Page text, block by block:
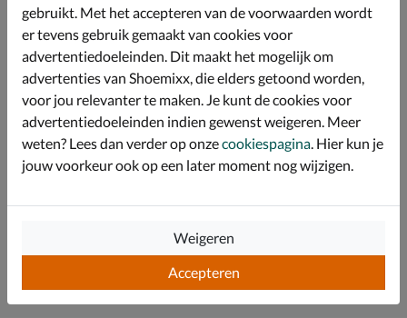
Afgewerkt met een plateauzool van schokabsorberend
EVA-schuimmix.
Over Skechers
Bekijk meer
gebruikt. Met het accepteren van de voorwaarden wordt
er tevens gebruik gemaakt van cookies voor
advertentiedoeleinden. Dit maakt het mogelijk om
advertenties van Shoemixx, die elders getoond worden,
voor jou relevanter te maken. Je kunt de cookies voor
advertentiedoeleinden indien gewenst weigeren. Meer
weten? Lees dan verder op onzecookiespagina . Hier kun je
jouw voorkeur ook op een later moment nog wijzigen.
Accepteren
Weigeren